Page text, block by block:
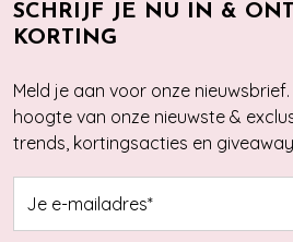
SCHRIJF JE NU IN &
KORTING
Meld je aan voor onze
hoogte van onze nieuwste &
trends, kortingsacties en